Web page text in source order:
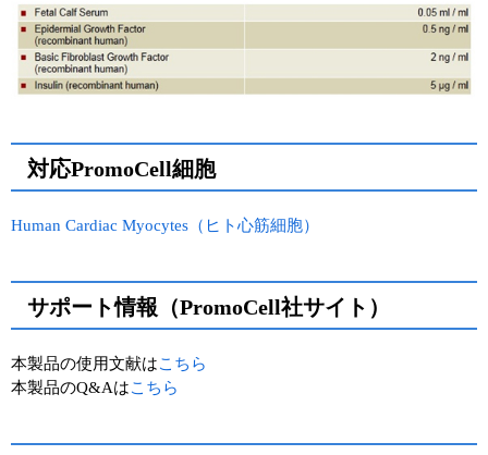
対応PromoCell細胞
Human Cardiac Myocytes（ヒト心筋細胞）
サポート情報（PromoCell社サイト）
本製品の使用文献はこちら
本製品のQ&Aはこちら